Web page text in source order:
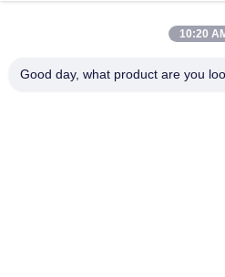
Первая улица Чжунъи, район
10:20
Good day, what product are you